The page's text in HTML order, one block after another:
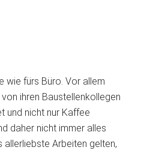
wie fürs Büro. Vor allem
ihren Baustellenkollegen
und nicht nur Kaffee
daher nicht immer alles
allerliebste Arbeiten gelten,